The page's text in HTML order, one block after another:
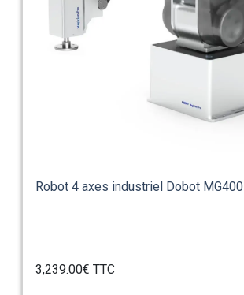
Robot 4 axes industriel Dobot MG400
3,239.00€ TTC